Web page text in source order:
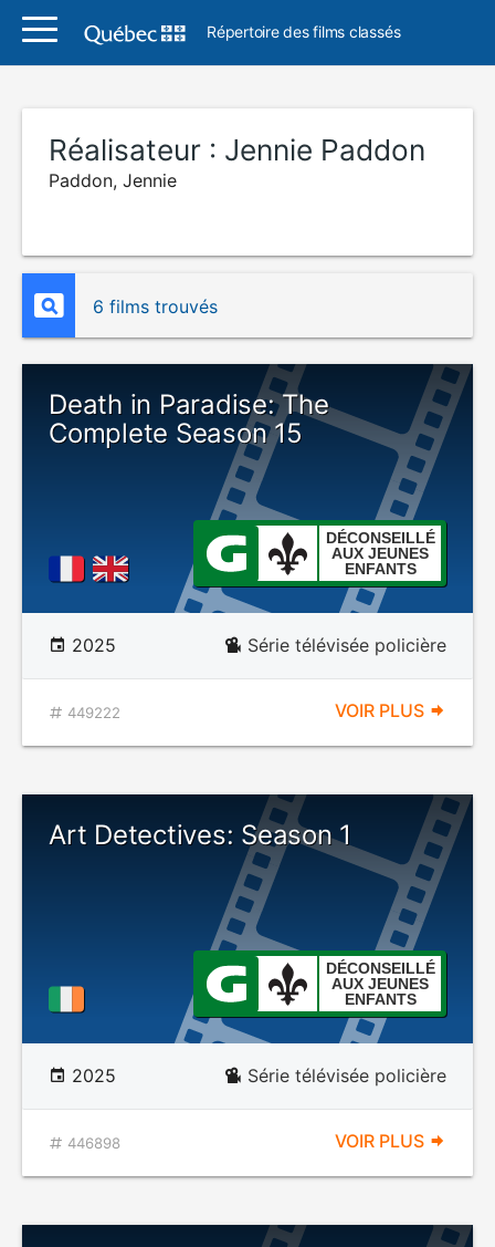
Répertoire des films classés
Réalisateur : Jennie Paddon
Paddon, Jennie
6 films trouvés
Death in Paradise: The
Complete Season 15
DÉCONSEILLÉ
AUX JEUNES
ENFANTS
2025 Série télévisée policière
449222 VOIR PLUS
Art Detectives: Season 1
DÉCONSEILLÉ
AUX JEUNES
ENFANTS
2025 Série télévisée policière
446898 VOIR PLUS